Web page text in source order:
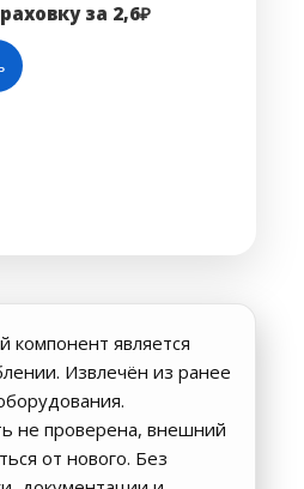
за 2,6₽
компонент является
Извлечён из ранее
не проверена, внешний
от нового. Без